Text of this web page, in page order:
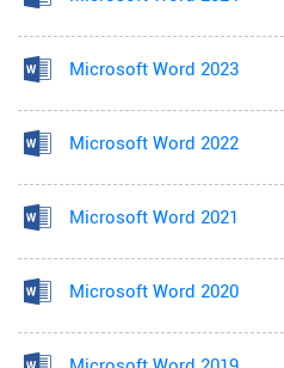
Microsoft Word 2023
Microsoft Word 2022
Microsoft Word 2021
Microsoft Word 2020